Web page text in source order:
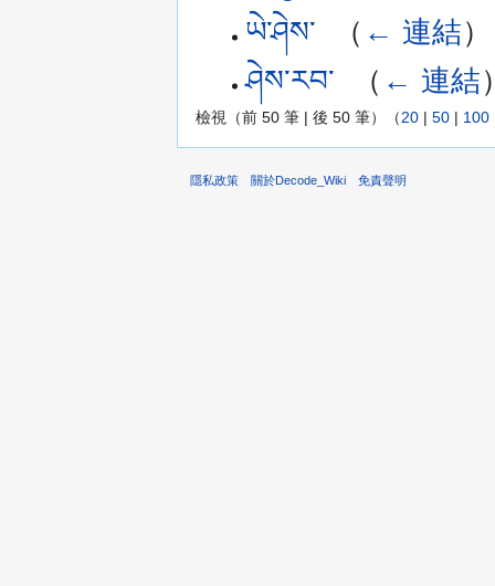
ཡེ་ཤེས་
（ ← 連結）
ཤེས་རབ་
（ ← 連結
檢視（前 50 筆 | 後 50 筆）（20 | 50 | 100
隱私政策 關於Decode_Wiki 免責聲明